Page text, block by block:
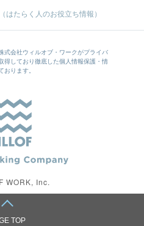
はたらく人のお役立ち情報）
式会社ウィルオブ・ワークがプライバ
得しており徹底した個人情報保護・情
おります。
WORK, Inc.
TOP